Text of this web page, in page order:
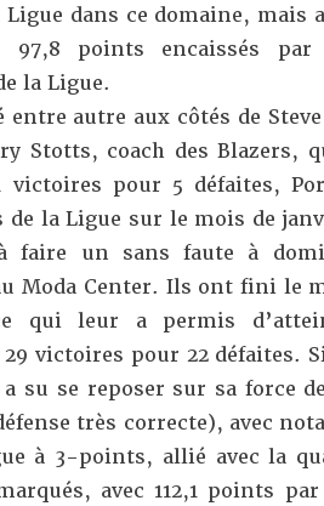
dans ce domaine, mais
points encaissés par
la Ligue.
autre aux côtés de
Stotts, coach des Blazers,
victoires pour 5 défaites,
la Ligue sur le mois de
faire un sans faute à
Moda Center. Ils ont fini le
qui leur a permis
victoires pour 22 défaites.
su se reposer sur sa force
très correcte), avec
à 3-points, allié avec la
avec 112,1 points